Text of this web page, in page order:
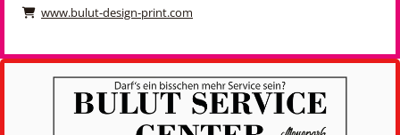
 www.bulut-design-print.com